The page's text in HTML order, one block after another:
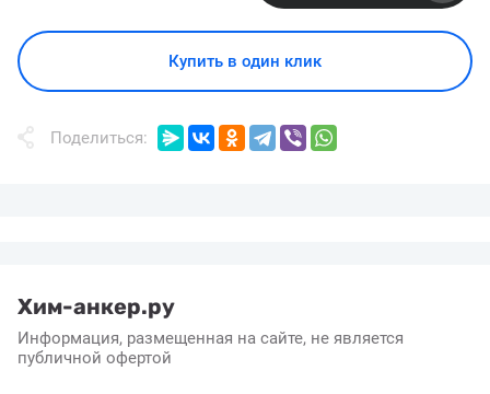
Купить в один клик
Поделиться:
Хим-анкер.ру
Информация, размещенная на сайте, не является
публичной офертой